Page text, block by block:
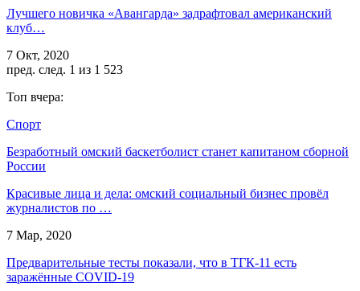
Лучшего новичка «Авангарда» задрафтовал американский
клуб…
7 Окт, 2020
пред. след. 1 из 1 523
Топ вчера:
Спорт
Безработный омский баскетболист станет капитаном сборной
России
Красивые лица и дела: омский социальный бизнес провёл
журналистов по …
7 Мар, 2020
Предварительные тесты показали, что в ТГК-11 есть
заражённые COVID-19